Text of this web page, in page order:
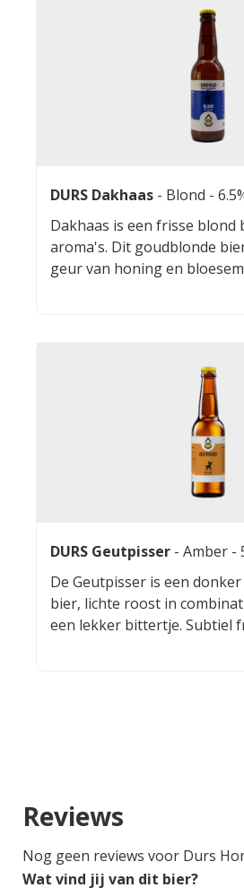
DURS Dakhaas - Blond -
Dakhaas is een frisse
aroma's. Dit goudblonde
geur van honing en
DURS Geutpisser - Amber -
De Geutpisser is een
bier, lichte roost in
een lekker bittertje. Subtiel
Reviews
Nog geen reviews voor Durs
Wat vind jij van dit bier?